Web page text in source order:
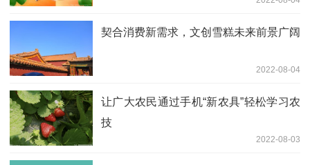
契合消费新需求，文创雪糕未来前景广阔
2022-08-04
让广大农民通过手机“新农具”轻松学习农
技
2022-08-03